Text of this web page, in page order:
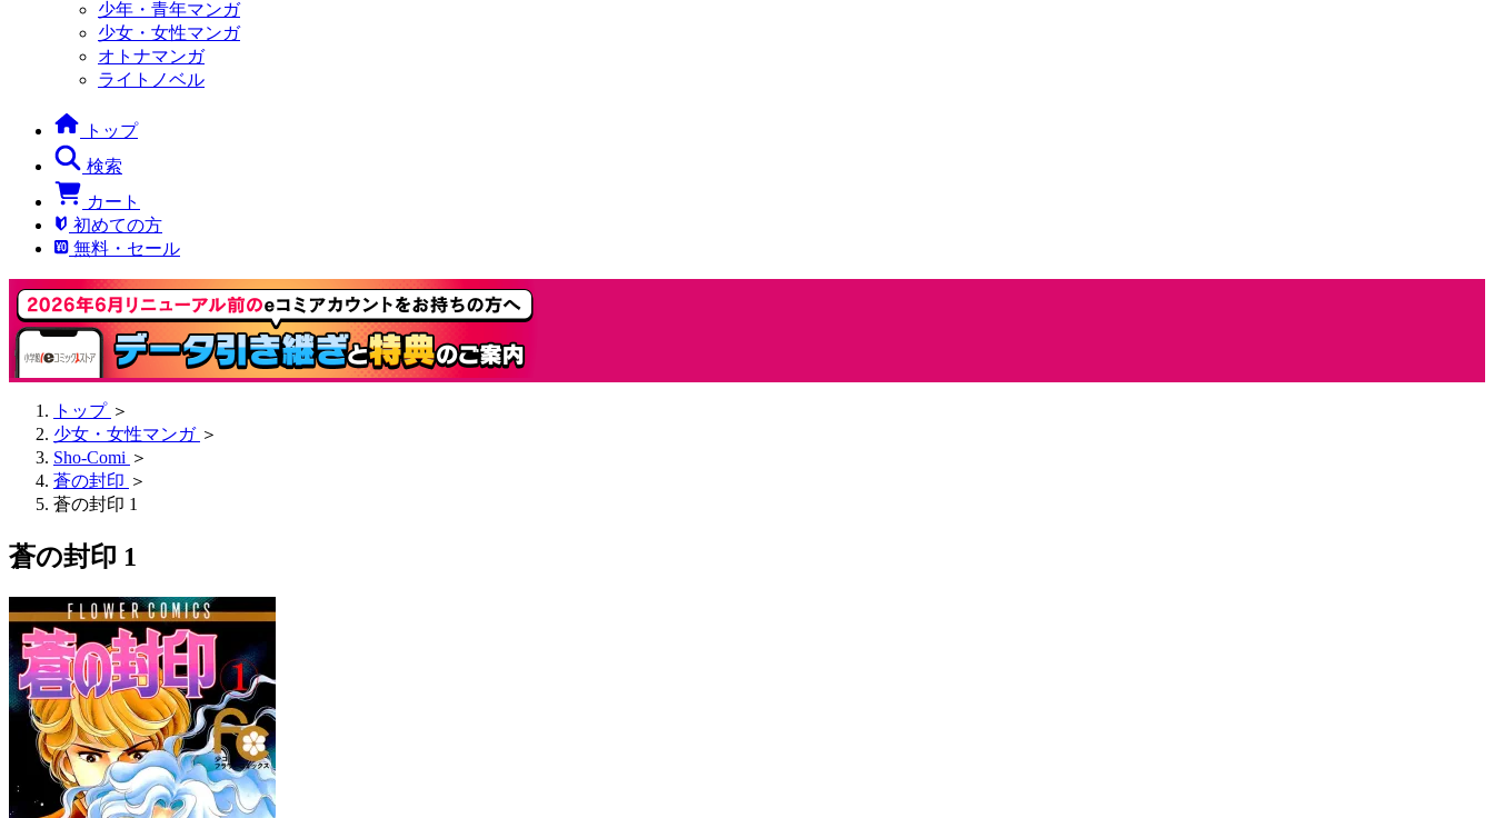
少年・青年マンガ
少女・女性マンガ
オトナマンガ
ライトノベル
トップ
検索
カート
初めての方
無料・セール
トップ ＞
少女・女性マンガ ＞
Sho-Comi ＞
蒼の封印 ＞
蒼の封印 1
蒼の封印 1